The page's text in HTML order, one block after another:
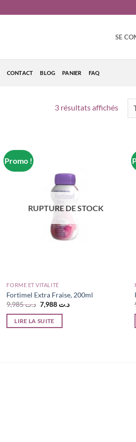
SE
CONTACT BLOG PANIER FAQ
3 résultats affichésTrié
plus
Promo !
RUPTURE DE STOCK
FORME ET VITALITÉ
Fortimel Extra Fraise, 200ml
د.ت9,985
Le
prix
initial
était :
د.ت 7,988
Le
LIRE LA SUITE